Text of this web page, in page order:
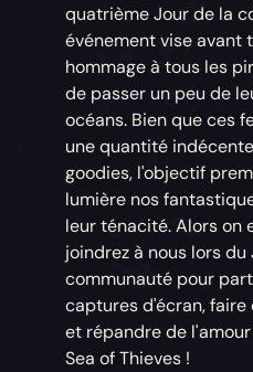
quatrième Jour de la
événement vise avant
hommage à tous les
de passer un peu de
océans. Bien que ces
une quantité
goodies, l'objectif
lumière nos
leur ténacité. Alors on
joindrez à nous lors du
communauté pour
captures d'écran,
et répandre de
Sea of Thieves !